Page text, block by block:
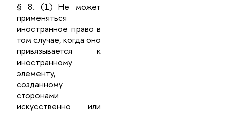
§ 8. (1) Не может
применяться
иностранное право в
том случае, когда оно
привязывается к
иностранному
элементу,
созданному
сторонами
искусственно или